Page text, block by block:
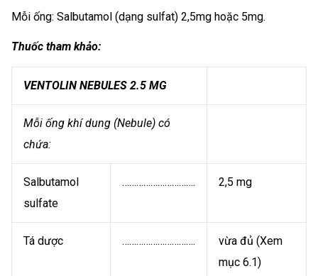
Mỗi ống: Salbutamol (dạng sulfat) 2,5mg hoặc 5mg.
Thuốc tham khảo:
VENTOLIN NEBULES 2.5 MG
Mỗi ống khí dung (Nebule) có
chứa:
Salbutamol
sulfate
…………………………. 2,5 mg
Tá dược ………………………….
vừa đủ (Xem
mục 6.1)